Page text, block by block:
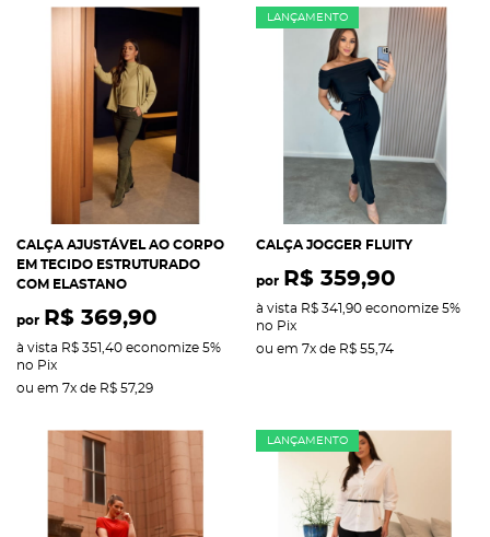
CALÇA AJUSTÁVEL AO CORPO
EM TECIDO ESTRUTURADO
COM ELASTANO
por R$ 369,90
à vista R$ 351,40 economize 5%
no Pix
ou em 7x de R$ 57,29
LANÇAMENTO
CALÇA JOGGER FLUITY
por R$ 359,90
à vista R$ 341,90 economize 5%
no Pix
ou em 7x de R$ 55,74
LANÇAMENTO